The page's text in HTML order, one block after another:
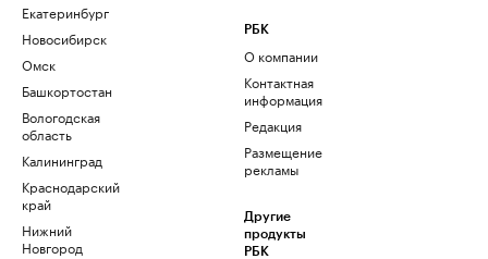
Екатеринбург
Новосибирск
Омск
Башкортостан
Вологодская
область
Калининград
Краснодарский
край
Нижний
Новгород
РБК
О компании
Контактная
информация
Редакция
Размещение
рекламы
Другие
продукты
РБК